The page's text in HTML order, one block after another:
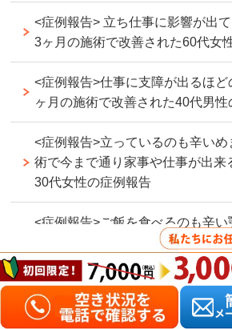
<症例報告> 立ち仕事に影響が出
3ヶ月の施術で改善された60代女
<症例報告>仕事に支障が出るほ
ヶ月の施術で改善された40代男性
<症例報告>立っているのも辛い
術で今まで通り家事や仕事が出来
30代女性の症例報告
<症例報告>ご飯を食べるのも辛
の施術で改善した50代女性の症例